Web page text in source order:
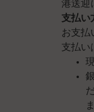
港送迎
支払い
お支払
支払い